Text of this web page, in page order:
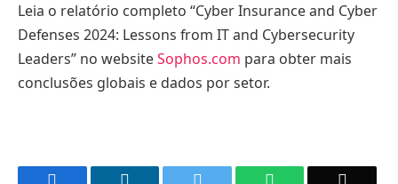
Leia o relatório completo “Cyber Insurance and Cyber
Defenses 2024: Lessons from IT and Cybersecurity
Leaders” no websiteSophos.com para obter mais
conclusões globais e dados por setor.
WhatsApp